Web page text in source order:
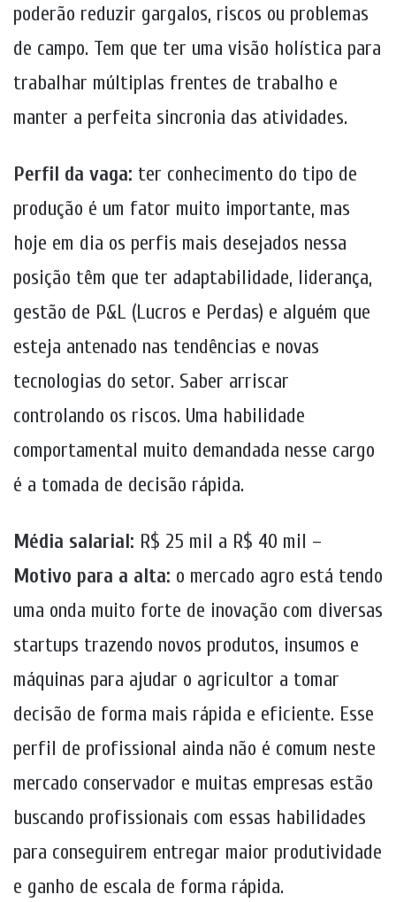
poderão reduzir gargalos, riscos ou problemas
de campo. Tem que ter uma visão holística para
trabalhar múltiplas frentes de trabalho e
manter a perfeita sincronia das atividades.
Perfil da vaga: ter conhecimento do tipo de
produção é um fator muito importante, mas
hoje em dia os perfis mais desejados nessa
posição têm que ter adaptabilidade, liderança,
gestão de P&L (Lucros e Perdas) e alguém que
esteja antenado nas tendências e novas
tecnologias do setor. Saber arriscar
controlando os riscos. Uma habilidade
comportamental muito demandada nesse cargo
é a tomada de decisão rápida.
Média salarial: R$ 25 mil a R$ 40 mil –
Motivo para a alta: o mercado agro está tendo
uma onda muito forte de inovação com diversas
startups trazendo novos produtos, insumos e
máquinas para ajudar o agricultor a tomar
decisão de forma mais rápida e eficiente. Esse
perfil de profissional ainda não é comum neste
mercado conservador e muitas empresas estão
buscando profissionais com essas habilidades
para conseguirem entregar maior produtividade
e ganho de escala de forma rápida.